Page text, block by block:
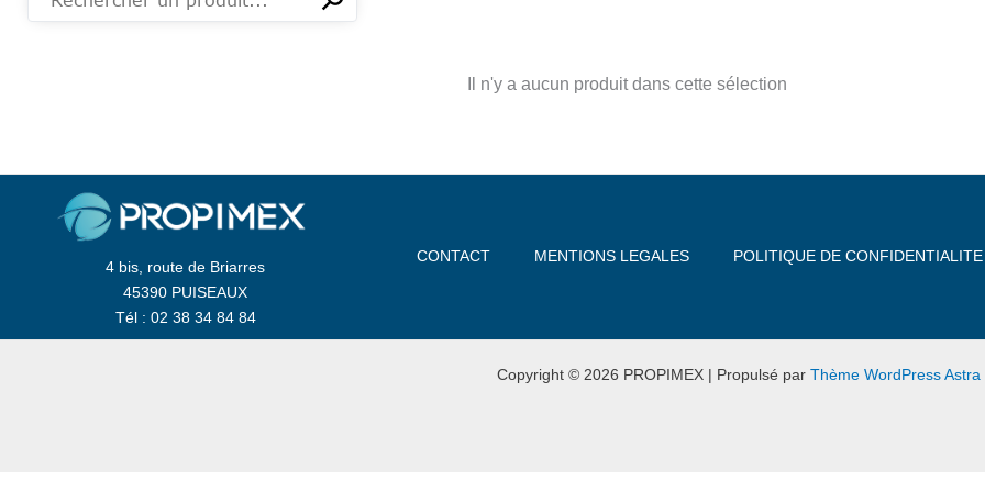
Il n'y a aucun produit dans cette sélection
4 bis, route de Briarres
45390 PUISEAUX
Tél : 02 38 34 84 84
CONTACT MENTIONS LEGALES POLITIQUE DE CONFIDENTIALITE
Copyright © 2026 PROPIMEX | Propulsé par Thème WordPress Astra